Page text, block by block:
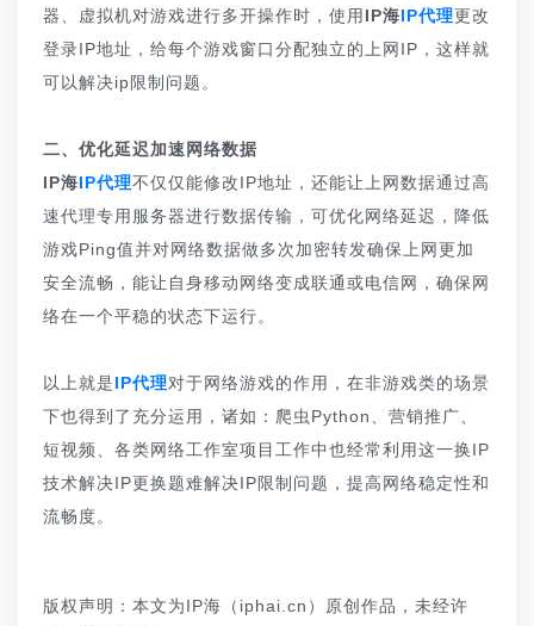
器、虚拟机对游戏进行多开操作时，使用 IP海IP代理更改
登录IP地址，给每个游戏窗口分配独立的上网IP，这样就
可以解决ip限制问题。
二、优化延迟加速网络数据
IP海IP代理不仅仅能修改IP地址，还能让上网数据通过高
速代理专用服务器进行数据传输，可优化网络延迟，降低
游戏Ping值并对网络数据做多次加密转发确保上网更加
安全流畅，能让自身移动网络变成联通或电信网，确保网
络在一个平稳的状态下运行。
以上就是IP代理对于网络游戏的作用，在非游戏类的场景
下也得到了充分运用，诸如：爬虫Python、营销推广、
短视频、各类网络工作室项目工作中也经常利用这一换IP
技术解决IP更换题难解决IP限制问题，提高网络稳定性和
流畅度。
版权声明：本文为IP海（iphai.cn）原创作品，未经许